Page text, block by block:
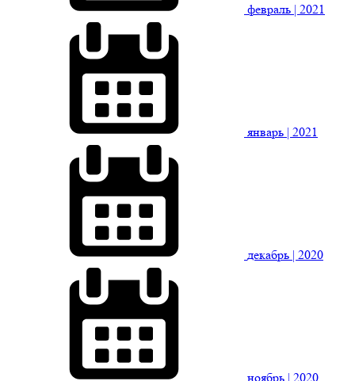
февраль | 2021
январь | 2021
декабрь | 2020
ноябрь | 2020